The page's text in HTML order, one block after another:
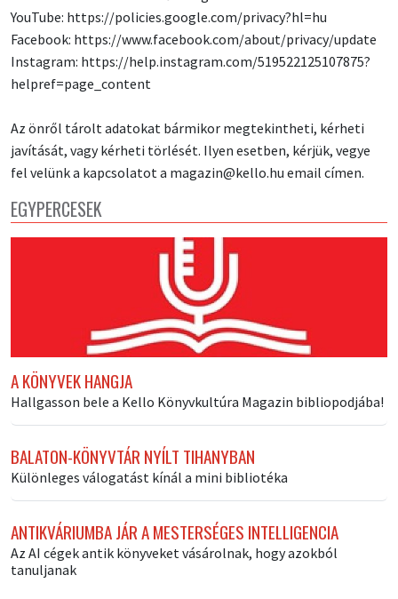
YouTube: https://policies.google.com/privacy?hl=hu
Facebook: https://www.facebook.com/about/privacy/update
Instagram: https://help.instagram.com/519522125107875?
helpref=page_content
Az önről tárolt adatokat bármikor megtekintheti, kérheti
javítását, vagy kérheti törlését. Ilyen esetben, kérjük, vegye
fel velünk a kapcsolatot a magazin@kello.hu email címen.
EGYPERCESEK
A KÖNYVEK HANGJA
Hallgasson bele a Kello Könyvkultúra Magazin bibliopodjába!
BALATON-KÖNYVTÁR NYÍLT TIHANYBAN
Különleges válogatást kínál a mini bibliotéka
ANTIKVÁRIUMBA JÁR A MESTERSÉGES INTELLIGENCIA
Az AI cégek antik könyveket vásárolnak, hogy azokból
tanuljanak